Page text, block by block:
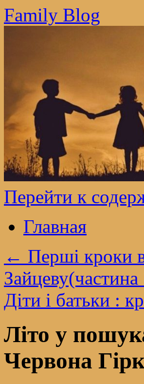
Family Blog
Перейти к
Главная
← Перші кроки
Зайцеву(частина
Діти і батьки :
Літо у
Червона